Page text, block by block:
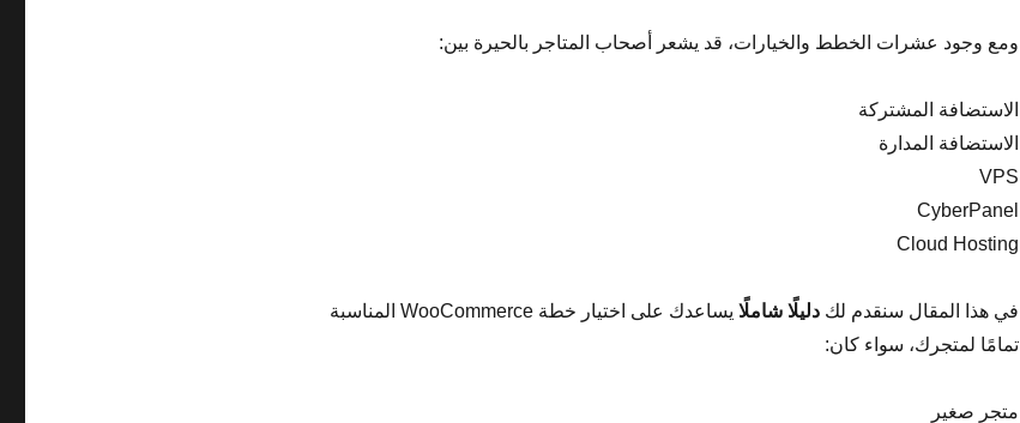
ومع وجود عشرات الخطط والخيارات، قد يشعر أصحاب المتاجر بالحيرة بين:
الاستضافة المشتركة
الاستضافة المدارة
VPS
CyberPanel
Cloud Hosting
في هذا المقال سنقدم لكدليلًا شاملًا
يساعدك على اختيار خطة WooCommerce المناسبة
تمامًا لمتجرك، سواء كان:
متجر صغير